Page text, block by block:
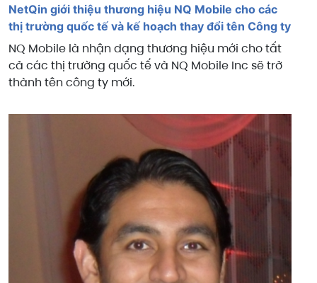
NetQin giới thiệu thương hiệu NQ Mobile cho các
thị trường quốc tế và kế hoạch thay đổi tên Công ty
NQ Mobile là nhận dạng thương hiệu mới cho tất
cả các thị trường quốc tế và NQ Mobile Inc sẽ trở
thành tên công ty mới.